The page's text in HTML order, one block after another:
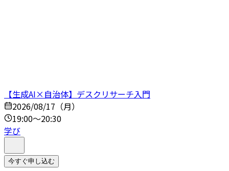
【生成AI×自治体】デスクリサーチ入門
2026/08/17（月）
19:00～20:30
学び
今すぐ申し込む